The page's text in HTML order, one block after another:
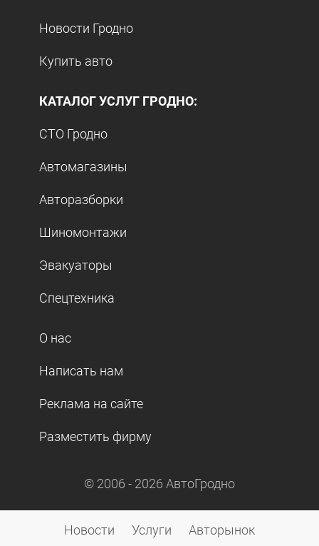
Новости Гродно
Купить авто
КАТАЛОГ УСЛУГ ГРОДНО:
СТО Гродно
Автомагазины
Авторазборки
Шиномонтажи
Эвакуаторы
Спецтехника
О нас
Написать нам
Реклама на сайте
Разместить фирму
© 2006 - 2026 АвтоГродно
Новости Услуги Авторынок